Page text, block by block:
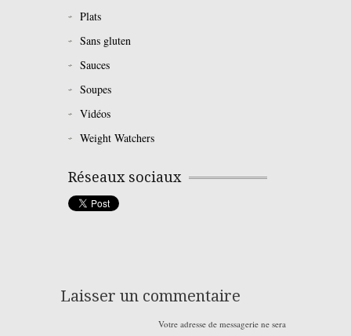
Plats
Sans gluten
Sauces
Soupes
Vidéos
Weight Watchers
Réseaux sociaux
Laisser un commentaire
Votre adresse de messagerie ne sera